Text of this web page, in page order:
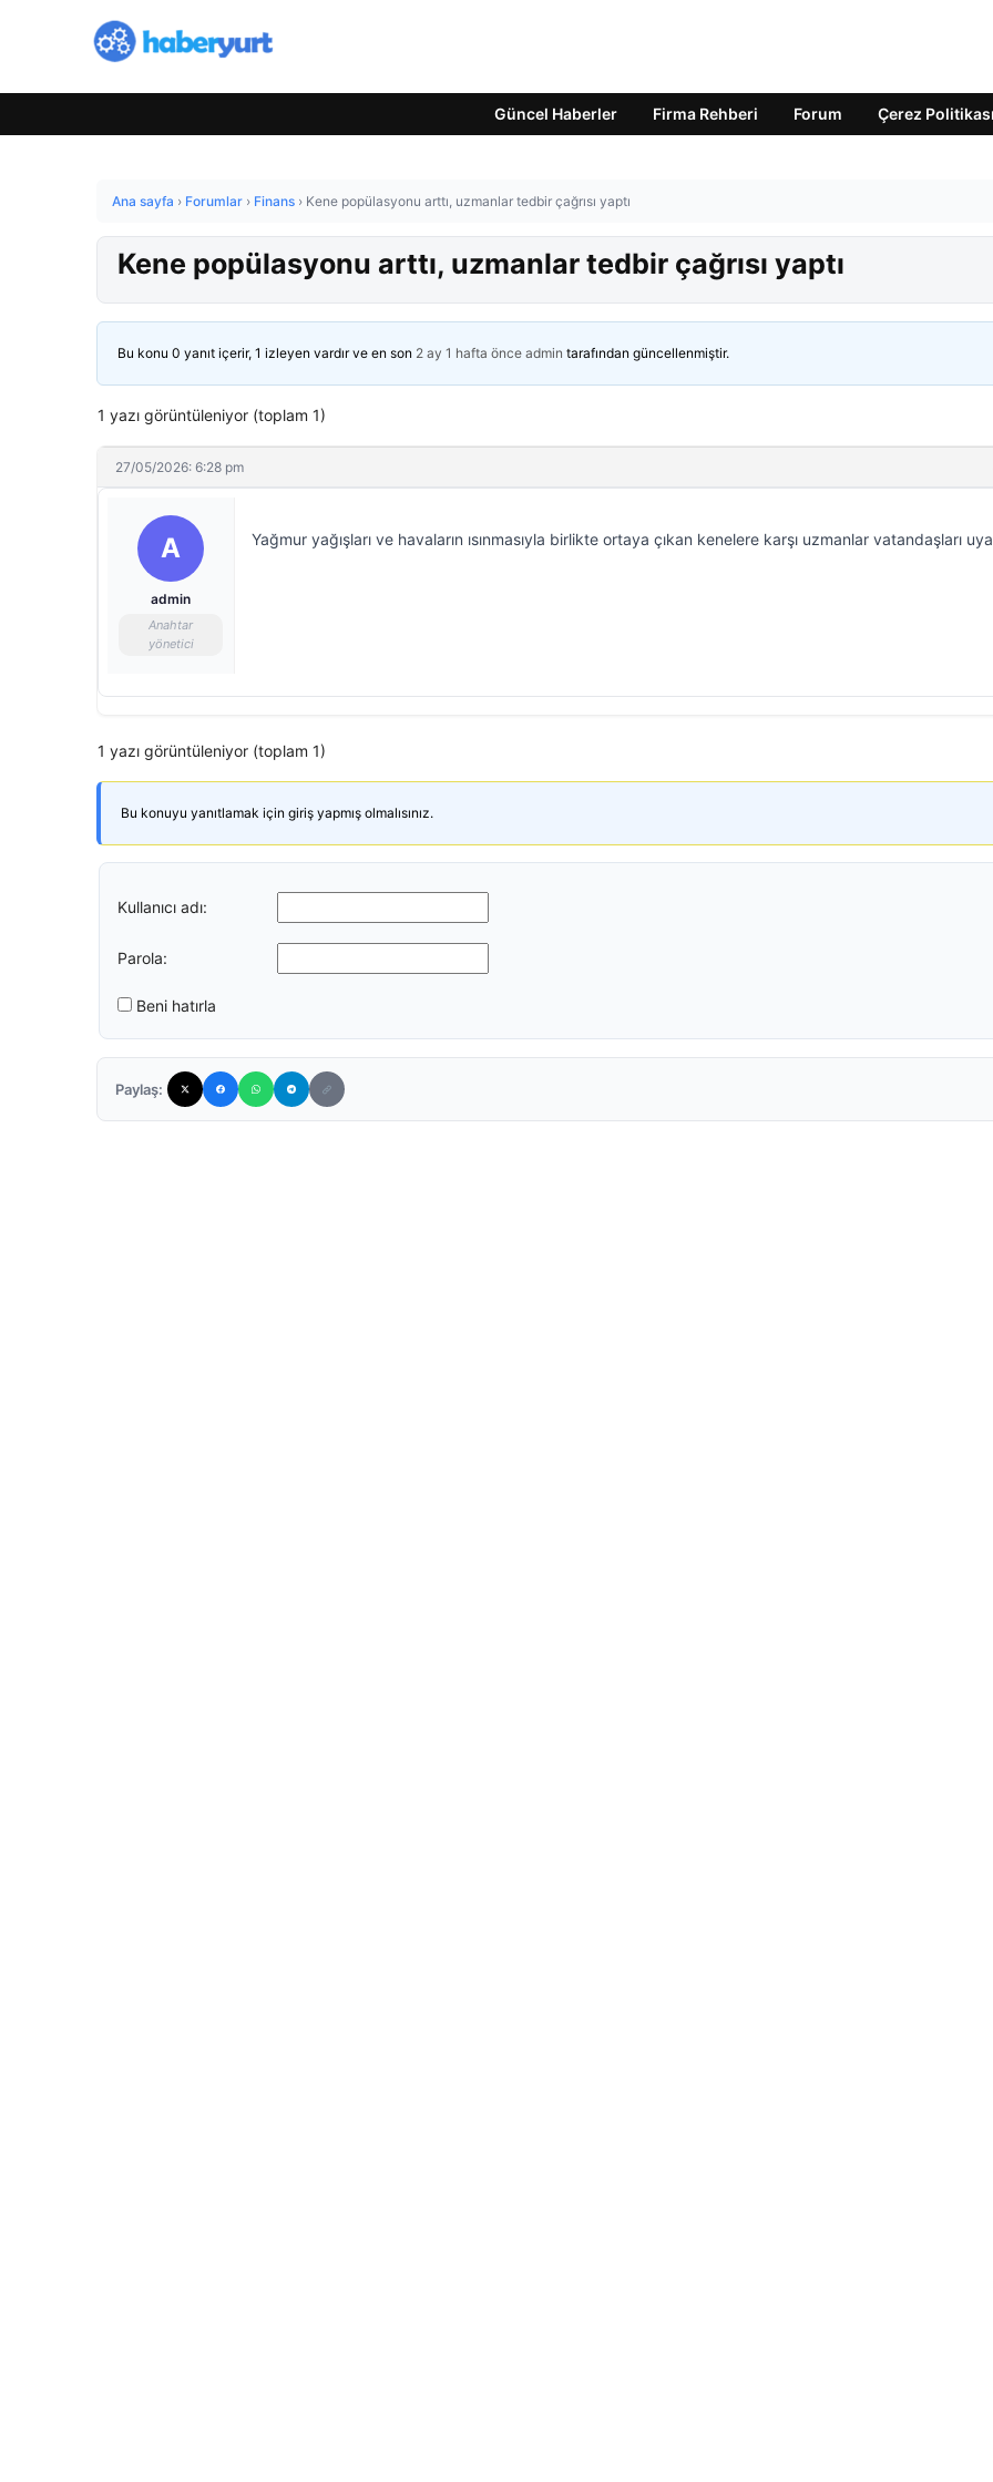
Güncel Haberler Firma Rehberi Forum Çerez Politikası
Ana sayfa › Forumlar › Finans › Kene popülasyonu arttı, uzmanlar tedbir çağrısı yaptı
Kene popülasyonu arttı, uzmanlar tedbir çağrısı yaptı
Bu konu 0 yanıt içerir, 1 izleyen vardır ve en son 2 ay 1 hafta önce admin tarafından güncellenmiştir.
1 yazı görüntüleniyor (toplam 1)
27/05/2026: 6:28 pm
A
admin
Anahtar
yönetici
Yağmur yağışları ve havaların ısınmasıyla birlikte ortaya çıkan kenelere karşı uzmanlar vatandaşları
1 yazı görüntüleniyor (toplam 1)
Bu konuyu yanıtlamak için giriş yapmış olmalısınız.
Kullanıcı adı:
Parola:
Beni hatırla
Paylaş: